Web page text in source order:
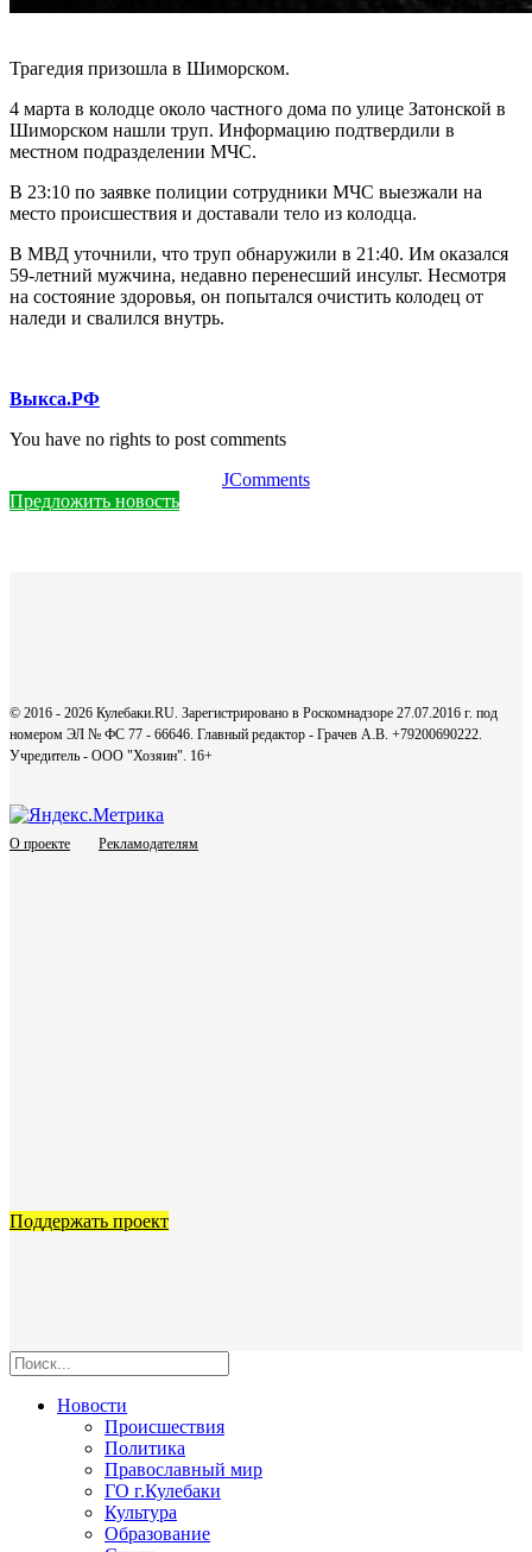
Трагедия призошла в Шиморском.
4 марта в колодце около частного дома по улице Затонской в
Шиморском нашли труп. Информацию подтвердили в
местном подразделении МЧС.
В 23:10 по заявке полиции сотрудники МЧС выезжали на
место происшествия и доставали тело из колодца.
В МВД уточнили, что труп обнаружили в 21:40. Им оказался
59-летний мужчина, недавно перенесший инсульт. Несмотря
на состояние здоровья, он попытался очистить колодец от
наледи и свалился внутрь.
Выкса.РФ
You have no rights to post comments
JComments
Предложить новость
© 2016 - 2026 Кулебаки.RU. Зарегистрировано в Роскомнадзоре 27.07.2016 г. под
номером ЭЛ № ФС 77 - 66646. Главный редактор - Грачев А.В. +79200690222.
Учредитель - ООО "Хозяин". 16+
О проекте Рекламодателям
Поддержать проект
Новости
Происшествия
Политика
Православный мир
ГО г.Кулебаки
Культура
Образование